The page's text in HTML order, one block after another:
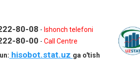
80-08 - Ishonch telefoni
80-00 -Call Centre
hisobot.stat.uz ga o'tish